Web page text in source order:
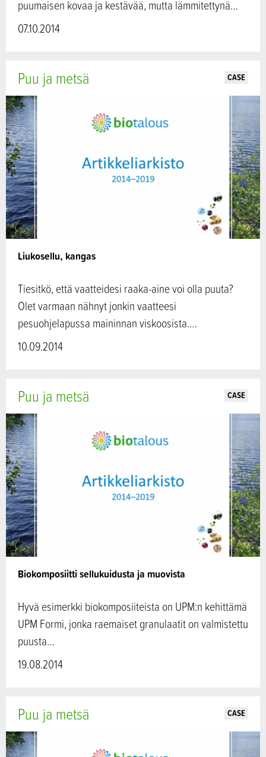
puumaisen kovaa ja kestävää, mutta lämmitettynä…
07.10.2014
Liukosellu, kangas
Puu ja metsä CASE
Tiesitkö, että vaatteidesi raaka-aine voi olla puuta?
Olet varmaan nähnyt jonkin vaatteesi
pesuohjelapussa maininnan viskoosista.…
10.09.2014
Biokomposiitti sellukuidusta ja muovista
Puu ja metsä CASE
Hyvä esimerkki biokomposiiteista on UPM:n kehittämä
UPM Formi, jonka raemaiset granulaatit on valmistettu
puusta…
19.08.2014
Puu ja metsä CASE